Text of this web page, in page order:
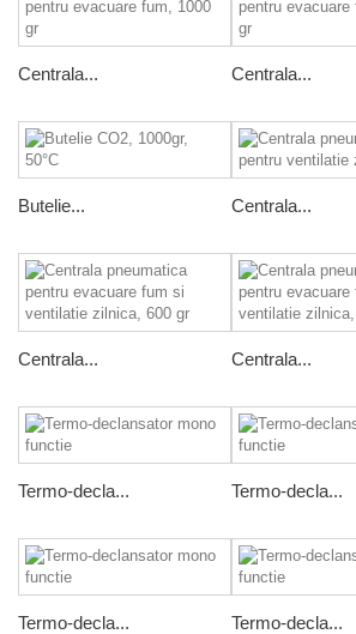
Centrala... Centrala...
Butelie... Centrala...
Centrala... Centrala...
Termo-decla... Termo-decla...
Termo-decla... Termo-decla...